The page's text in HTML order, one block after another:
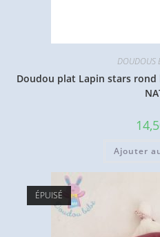
DOUDOUS
Doudou plat Lapin stars rond
Ajouter
ÉPUISÉ